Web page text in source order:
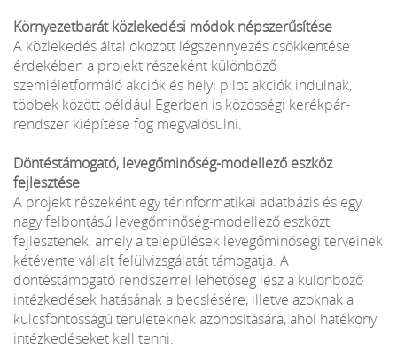
Környezetbarát közlekedési módok népszerűsítése
A közlekedés által okozott légszennyezés csökkentése
érdekében a projekt részeként különböző
szemléletformáló akciók és helyi pilot akciók indulnak,
többek között például Egerben is közösségi kerékpár-
rendszer kiépítése fog megvalósulni.
Döntéstámogató, levegőminőség-modellező eszköz
fejlesztése
A projekt részeként egy térinformatikai adatbázis és egy
nagy felbontású levegőminőség-modellező eszközt
fejlesztenek, amely a települések levegőminőségi terveinek
kétévente vállalt felülvizsgálatát támogatja. A
döntéstámogató rendszerrel lehetőség lesz a különböző
intézkedések hatásának a becslésére, illetve azoknak a
kulcsfontosságú területeknek azonosítására, ahol hatékony
intézkedéseket kell tenni.